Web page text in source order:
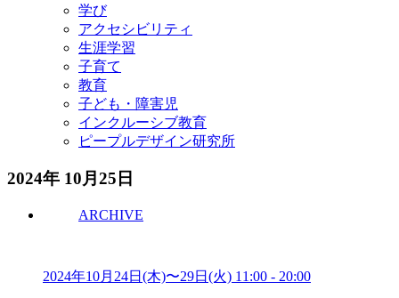
学び
アクセシビリティ
生涯学習
子育て
教育
子ども・障害児
インクルーシブ教育
ピープルデザイン研究所
2024年 10月25日
ARCHIVE
2024年10月24日(木)〜29日(火) 11:00 - 20:00